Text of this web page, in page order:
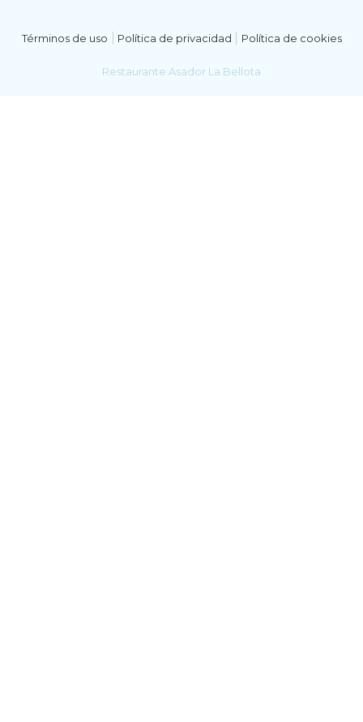
Términos de uso Política de privacidad Política de cookies
Restaurante Asador La Bellota